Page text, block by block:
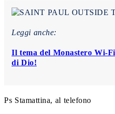
Leggi anche:
Il tema del Monastero Wi-
di Dio!
Ps Stamattina, al telefono